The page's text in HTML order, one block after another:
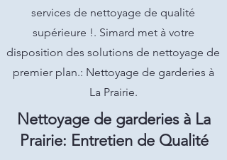
services de nettoyage de qualité
supérieure !. Simard met à votre
disposition des solutions de nettoyage de
premier plan.: Nettoyage de garderies à
La Prairie.
Nettoyage de garderies à La
Prairie: Entretien de Qualité